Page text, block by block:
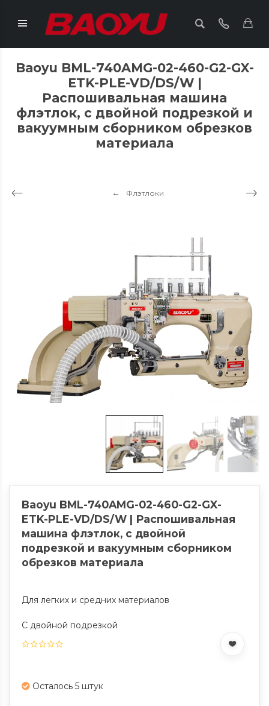
Baoyu BML-740AMG-02-460-G2-GX-
ETK-PLE-VD/DS/W |
Распошивальная машина
флэтлок, с двойной подрезкой и
вакуумным сборником обрезков
материала
Флэтлоки
Baoyu BML-740AMG-02-460-G2-GX-
ETK-PLE-VD/DS/W | Распошивальная
машина флэтлок, с двойной
подрезкой и вакуумным сборником
обрезков материала
Для легких и средних материалов
С двойной подрезкой
Осталось 5 штук